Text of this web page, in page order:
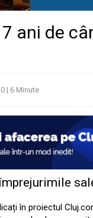
ani de
| 6 Minute
în proiectul